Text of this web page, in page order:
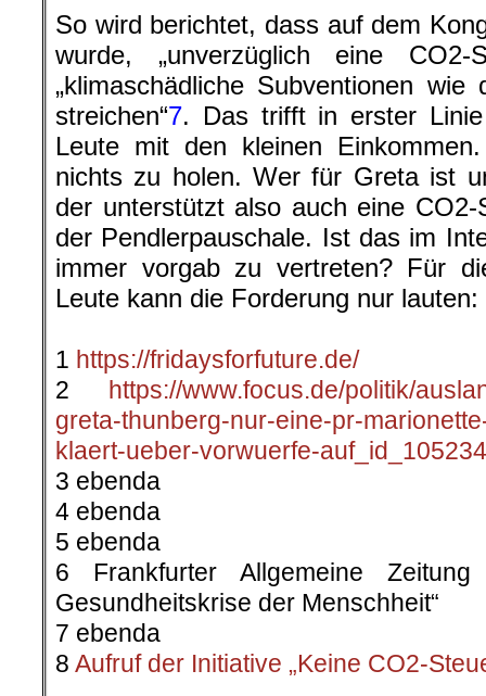
So wird berichtet, dass auf dem
wurde, „unverzüglich eine CO2-
„klimaschädliche Subventionen
streichen“7. Das trifft in erster
Leute mit den kleinen
nichts zu holen. Wer für Greta ist
der unterstützt also auch eine
der Pendlerpauschale. Ist das im
immer vorgab zu vertreten? Für
Leute kann die Forderung nur
1 https://fridaysforfuture.de/
2 https://www.focus.de/politik/
greta-thunberg-nur-eine-pr-
klaert-ueber-vorwuerfe-
3 ebenda
4 ebenda
5 ebenda
6 Frankfurter Allgemeine
Gesundheitskrise der Menschheit“
7 ebenda
8 Aufruf der Initiative „Keine CO2-